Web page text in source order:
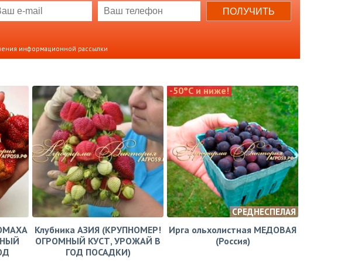
информационной рассылки
Клубника АЗИЯ (КРУПНОМЕР!
ОГРОМНЫЙ КУСТ, УРОЖАЙ В
ГОД ПОСАДКИ)
-50°С и ниже!
СРЕДНЕСПЕЛАЯ
Ирга ольхолистная МЕДОВАЯ
(Россия)